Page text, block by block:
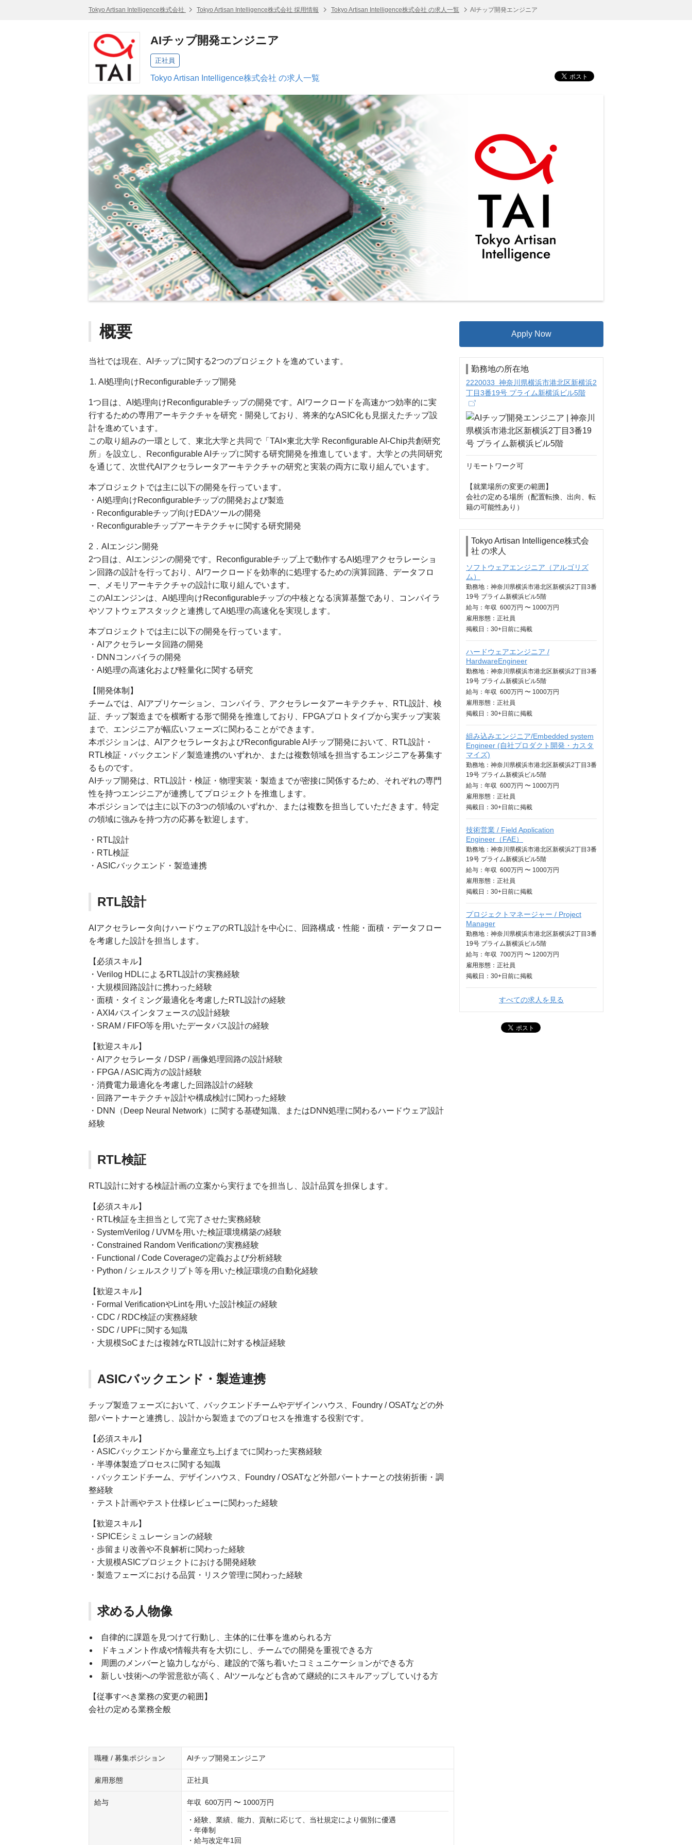
Tokyo Artisan Intelligence株式会社 Tokyo Artisan Intelligence株式会社 採用情報 Tokyo Artisan Intelligence株式会社 の求人一覧 AIチップ開発エンジニア
AIチップ開発エンジニア
正社員
Tokyo Artisan Intelligence株式会社 の求人一覧
概要
当社では現在、AIチップに関する2つのプロジェクトを進めています。
AI処理向けReconfigurableチップ開発
1つ目は、AI処理向けReconfigurableチップの開発です。AIワークロードを高速かつ効率的に実
行するための専用アーキテクチャを研究・開発しており、将来的なASIC化も見据えたチップ設
計を進めています。
この取り組みの一環として、東北大学と共同で「TAI×東北大学 Reconfigurable AI-Chip共創研究
所」を設立し、Reconfigurable AIチップに関する研究開発を推進しています。大学との共同研究
を通じて、次世代AIアクセラレータアーキテクチャの研究と実装の両方に取り組んでいます。
本プロジェクトでは主に以下の開発を行っています。
・AI処理向けReconfigurableチップの開発および製造
・Reconfigurableチップ向けEDAツールの開発
・Reconfigurableチップアーキテクチャに関する研究開発
2．AIエンジン開発
2つ目は、AIエンジンの開発です。Reconfigurableチップ上で動作するAI処理アクセラレーショ
ン回路の設計を行っており、AIワークロードを効率的に処理するための演算回路、データフロ
ー、メモリアーキテクチャの設計に取り組んでいます。
このAIエンジンは、AI処理向けReconfigurableチップの中核となる演算基盤であり、コンパイラ
やソフトウェアスタックと連携してAI処理の高速化を実現します。
本プロジェクトでは主に以下の開発を行っています。
・AIアクセラレータ回路の開発
・DNNコンパイラの開発
・AI処理の高速化および軽量化に関する研究
【開発体制】
チームでは、AIアプリケーション、コンパイラ、アクセラレータアーキテクチャ、RTL設計、検
証、チップ製造までを横断する形で開発を推進しており、FPGAプロトタイプから実チップ実装
まで、エンジニアが幅広いフェーズに関わることができます。
本ポジションは、AIアクセラレータおよびReconfigurable AIチップ開発において、RTL設計・
RTL検証・バックエンド／製造連携のいずれか、または複数領域を担当するエンジニアを募集す
るものです。
AIチップ開発は、RTL設計・検証・物理実装・製造までが密接に関係するため、それぞれの専門
性を持つエンジニアが連携してプロジェクトを推進します。
本ポジションでは主に以下の3つの領域のいずれか、または複数を担当していただきます。特定
の領域に強みを持つ方の応募を歓迎します。
・RTL設計
・RTL検証
・ASICバックエンド・製造連携
RTL設計
AIアクセラレータ向けハードウェアのRTL設計を中心に、回路構成・性能・面積・データフロー
を考慮した設計を担当します。
【必須スキル】
・Verilog HDLによるRTL設計の実務経験
・大規模回路設計に携わった経験
・面積・タイミング最適化を考慮したRTL設計の経験
・AXI4バスインタフェースの設計経験
・SRAM / FIFO等を用いたデータパス設計の経験
【歓迎スキル】
・AIアクセラレータ / DSP / 画像処理回路の設計経験
・FPGA / ASIC両方の設計経験
・消費電力最適化を考慮した回路設計の経験
・回路アーキテクチャ設計や構成検討に関わった経験
・DNN（Deep Neural Network）に関する基礎知識、またはDNN処理に関わるハードウェア設計
経験
RTL検証
RTL設計に対する検証計画の立案から実行までを担当し、設計品質を担保します。
【必須スキル】
・RTL検証を主担当として完了させた実務経験
・SystemVerilog / UVMを用いた検証環境構築の経験
・Constrained Random Verificationの実務経験
・Functional / Code Coverageの定義および分析経験
・Python / シェルスクリプト等を用いた検証環境の自動化経験
【歓迎スキル】
・Formal VerificationやLintを用いた設計検証の経験
・CDC / RDC検証の実務経験
・SDC / UPFに関する知識
・大規模SoCまたは複雑なRTL設計に対する検証経験
ASICバックエンド・製造連携
チップ製造フェーズにおいて、バックエンドチームやデザインハウス、Foundry / OSATなどの外
部パートナーと連携し、設計から製造までのプロセスを推進する役割です。
【必須スキル】
・ASICバックエンドから量産立ち上げまでに関わった実務経験
・半導体製造プロセスに関する知識
・バックエンドチーム、デザインハウス、Foundry / OSATなど外部パートナーとの技術折衝・調
整経験
・テスト計画やテスト仕様レビューに関わった経験
【歓迎スキル】
・SPICEシミュレーションの経験
・歩留まり改善や不良解析に関わった経験
・大規模ASICプロジェクトにおける開発経験
・製造フェーズにおける品質・リスク管理に関わった経験
求める人物像
自律的に課題を見つけて行動し、主体的に仕事を進められる方
ドキュメント作成や情報共有を大切にし、チームでの開発を重視できる方
周囲のメンバーと協力しながら、建設的で落ち着いたコミュニケーションができる方
新しい技術への学習意欲が高く、AIツールなども含めて継続的にスキルアップしていける方
【従事すべき業務の変更の範囲】
会社の定める業務全般
職種 / 募集ポジション AIチップ開発エンジニア
雇用形態 正社員
給与 年収 600万円 〜 1000万円
・経験、業績、能力、貢献に応じて、当社規定により個別に優遇
・年俸制
・給与改定年1回
Apply Now
勤務地の所在地
2220033 神奈川県横浜市港北区新横浜2
丁目3番19号 プライム新横浜ビル5階
リモートワーク可
【就業場所の変更の範囲】
会社の定める場所（配置転換、出向、転
籍の可能性あり）
Tokyo Artisan Intelligence株式会
社 の求人
ソフトウェアエンジニア（アルゴリズ
ム）
勤務地：神奈川県横浜市港北区新横浜2丁目3番
19号 プライム新横浜ビル5階
給与： 年収 600万円 〜 1000万円
雇用形態：正社員
掲載日： 30+日 前に掲載
ハードウェアエンジニア /
HardwareEngineer
勤務地：神奈川県横浜市港北区新横浜2丁目3番
19号 プライム新横浜ビル5階
給与： 年収 600万円 〜 1000万円
雇用形態：正社員
掲載日： 30+日 前に掲載
組み込みエンジニア/Embedded system
Engineer (自社プロダクト開発・カスタ
マイズ)
勤務地：神奈川県横浜市港北区新横浜2丁目3番
19号 プライム新横浜ビル5階
給与： 年収 600万円 〜 1000万円
雇用形態：正社員
掲載日： 30+日 前に掲載
技術営業 / Field Application
Engineer（FAE）
勤務地：神奈川県横浜市港北区新横浜2丁目3番
19号 プライム新横浜ビル5階
給与： 年収 600万円 〜 1000万円
雇用形態：正社員
掲載日： 30+日 前に掲載
プロジェクトマネージャー / Project
Manager
勤務地：神奈川県横浜市港北区新横浜2丁目3番
19号 プライム新横浜ビル5階
給与： 年収 700万円 〜 1200万円
雇用形態：正社員
掲載日： 30+日 前に掲載
すべての求人を見る